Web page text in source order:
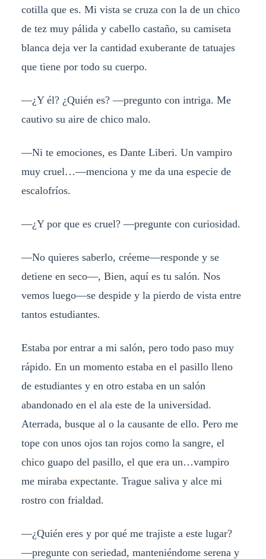
cotilla que es. Mi vista se cruza con la de un chico
de tez muy pálida y cabello castaño, su camiseta
blanca deja ver la cantidad exuberante de tatuajes
que tiene por todo su cuerpo.
—¿Y él? ¿Quién es? —pregunto con intriga. Me
cautivo su aire de chico malo.
—Ni te emociones, es Dante Liberi. Un vampiro
muy cruel…—menciona y me da una especie de
escalofríos.
—¿Y por que es cruel? —pregunte con curiosidad.
—No quieres saberlo, créeme—responde y se
detiene en seco—, Bien, aquí es tu salón. Nos
vemos luego—se despide y la pierdo de vista entre
tantos estudiantes.
Estaba por entrar a mi salón, pero todo paso muy
rápido. En un momento estaba en el pasillo lleno
de estudiantes y en otro estaba en un salón
abandonado en el ala este de la universidad.
Aterrada, busque al o la causante de ello. Pero me
tope con unos ojos tan rojos como la sangre, el
chico guapo del pasillo, el que era un…vampiro
me miraba expectante. Trague saliva y alce mi
rostro con frialdad.
—¿Quién eres y por qué me trajiste a este lugar?
—pregunte con seriedad, manteniéndome serena y